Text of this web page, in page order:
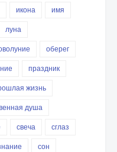
икона
имя
луна
оберег
праздник
жизнь
душа
свеча
сглаз
сон